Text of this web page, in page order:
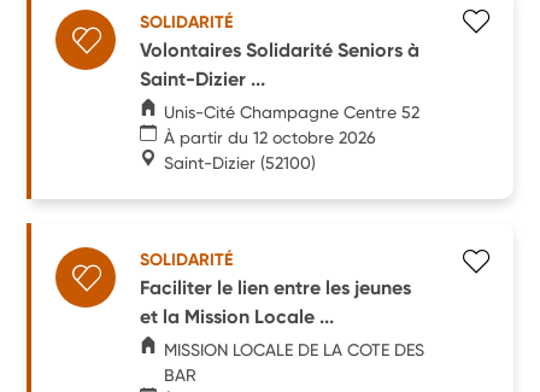
SOLIDARITÉ
Volontaires Solidarité Seniors à
Saint-Dizier ...
Unis-Cité Champagne Centre 52
À partir du 12 octobre 2026
Saint-Dizier (52100)
SOLIDARITÉ
Faciliter le lien entre les jeunes
et la Mission Locale ...
MISSION LOCALE DE LA COTE DES
BAR